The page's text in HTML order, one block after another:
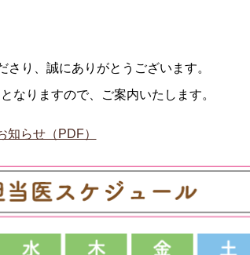
り、誠にありがとうございます。
なりますので、ご案内いたします。
らせ（PDF）